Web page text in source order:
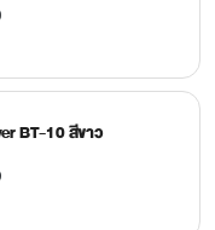
BT-10 สีขาว